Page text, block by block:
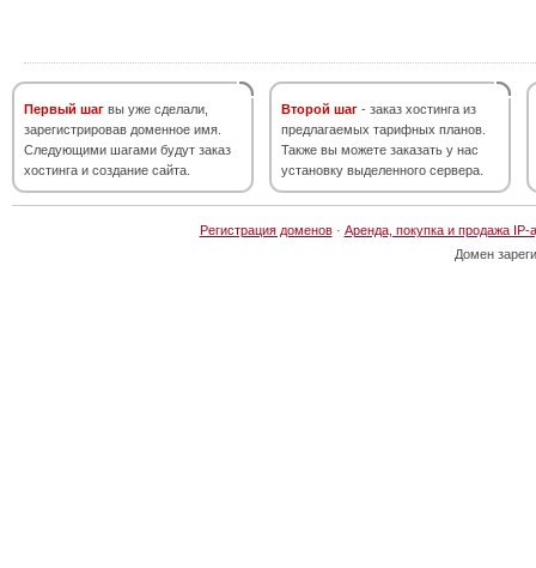
Первый шаг вы уже сделали,
зарегистрировав доменное имя.
Следующими шагами будут заказ
хостинга и создание сайта.
Второй шаг - заказ хостинга из
предлагаемых тарифных планов.
Также вы можете заказать у нас
установку выделенного сервера.
Регистрация доменов· Аренда, покупка и продажа IP-
Домен